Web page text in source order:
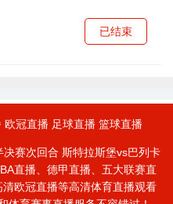
已结束
欧冠直播 足球直播 篮球直播
赛次回合 斯特拉斯堡vs巴列卡
直播、德甲直播、五大联赛直
欧冠直播等高清体育直播观看